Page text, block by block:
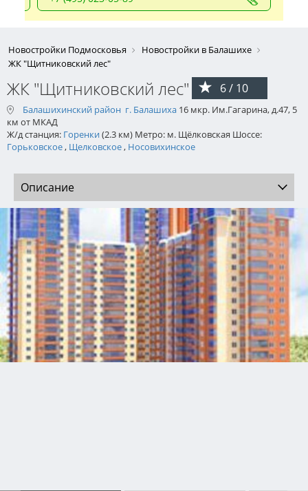
Новостройки Подмосковья
Новостройки в Балашихе
ЖК "Щитниковский лес"
ЖК "Щитниковский лес" 6 / 10
Балашихинский район г. Балашиха 16 мкр. Им.Гагарина, д.47, 5
км от МКАД
Ж/д станция: Горенки(2.3 км) Метро: м. Щёлковская Шоссе:
Горьковское, Щелковское, Носовихинское
Описание